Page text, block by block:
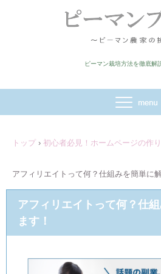
ピーマン栽培方法を徹底解
トップ › 初心者必見！ホームページの作
アフィリエイトって何？仕組みを簡単に
アフィリエイトって何？仕
ます！